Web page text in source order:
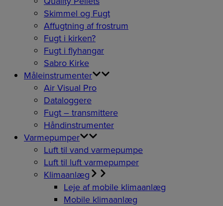
Skimmel og Fugt
Affugtning af frostrum
Fugt i kirken?
Fugt i flyhangar
Sabro Kirke
Måleinstrumenter
Air Visual Pro
Dataloggere
Fugt – transmittere
Håndinstrumenter
Varmepumper
Luft til vand varmepumpe
Luft til luft varmepumper
Klimaanlæg
Leje af mobile klimaanlæg
Mobile klimaanlæg